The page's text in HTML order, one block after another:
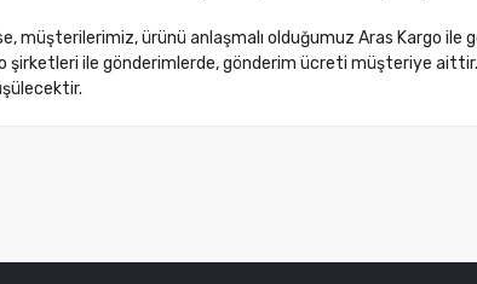
müşterilerimiz, ürünü anlaşmalı olduğumuz Aras Kargo
şirketleri ile gönderimlerde, gönderim ücreti müşteriye aittir.